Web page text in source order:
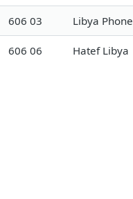
606 03 Libya Phone
606 06 Hatef Libya